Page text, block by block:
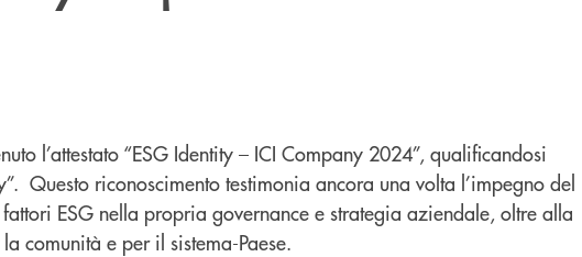
l’attestato “ESG Identity – ICI Company 2024”, qualificandosi
Questo riconoscimento testimonia ancora una volta l’impegno del
ESG nella propria governance e strategia aziendale, oltre alla
comunità e per il sistema-Paese.